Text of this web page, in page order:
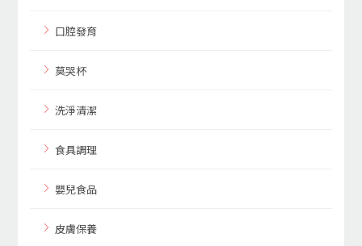
口腔發育
莫哭杯
洗淨清潔
食具調理
嬰兒食品
皮膚保養